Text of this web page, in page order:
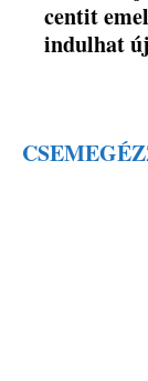
centit
indulhat